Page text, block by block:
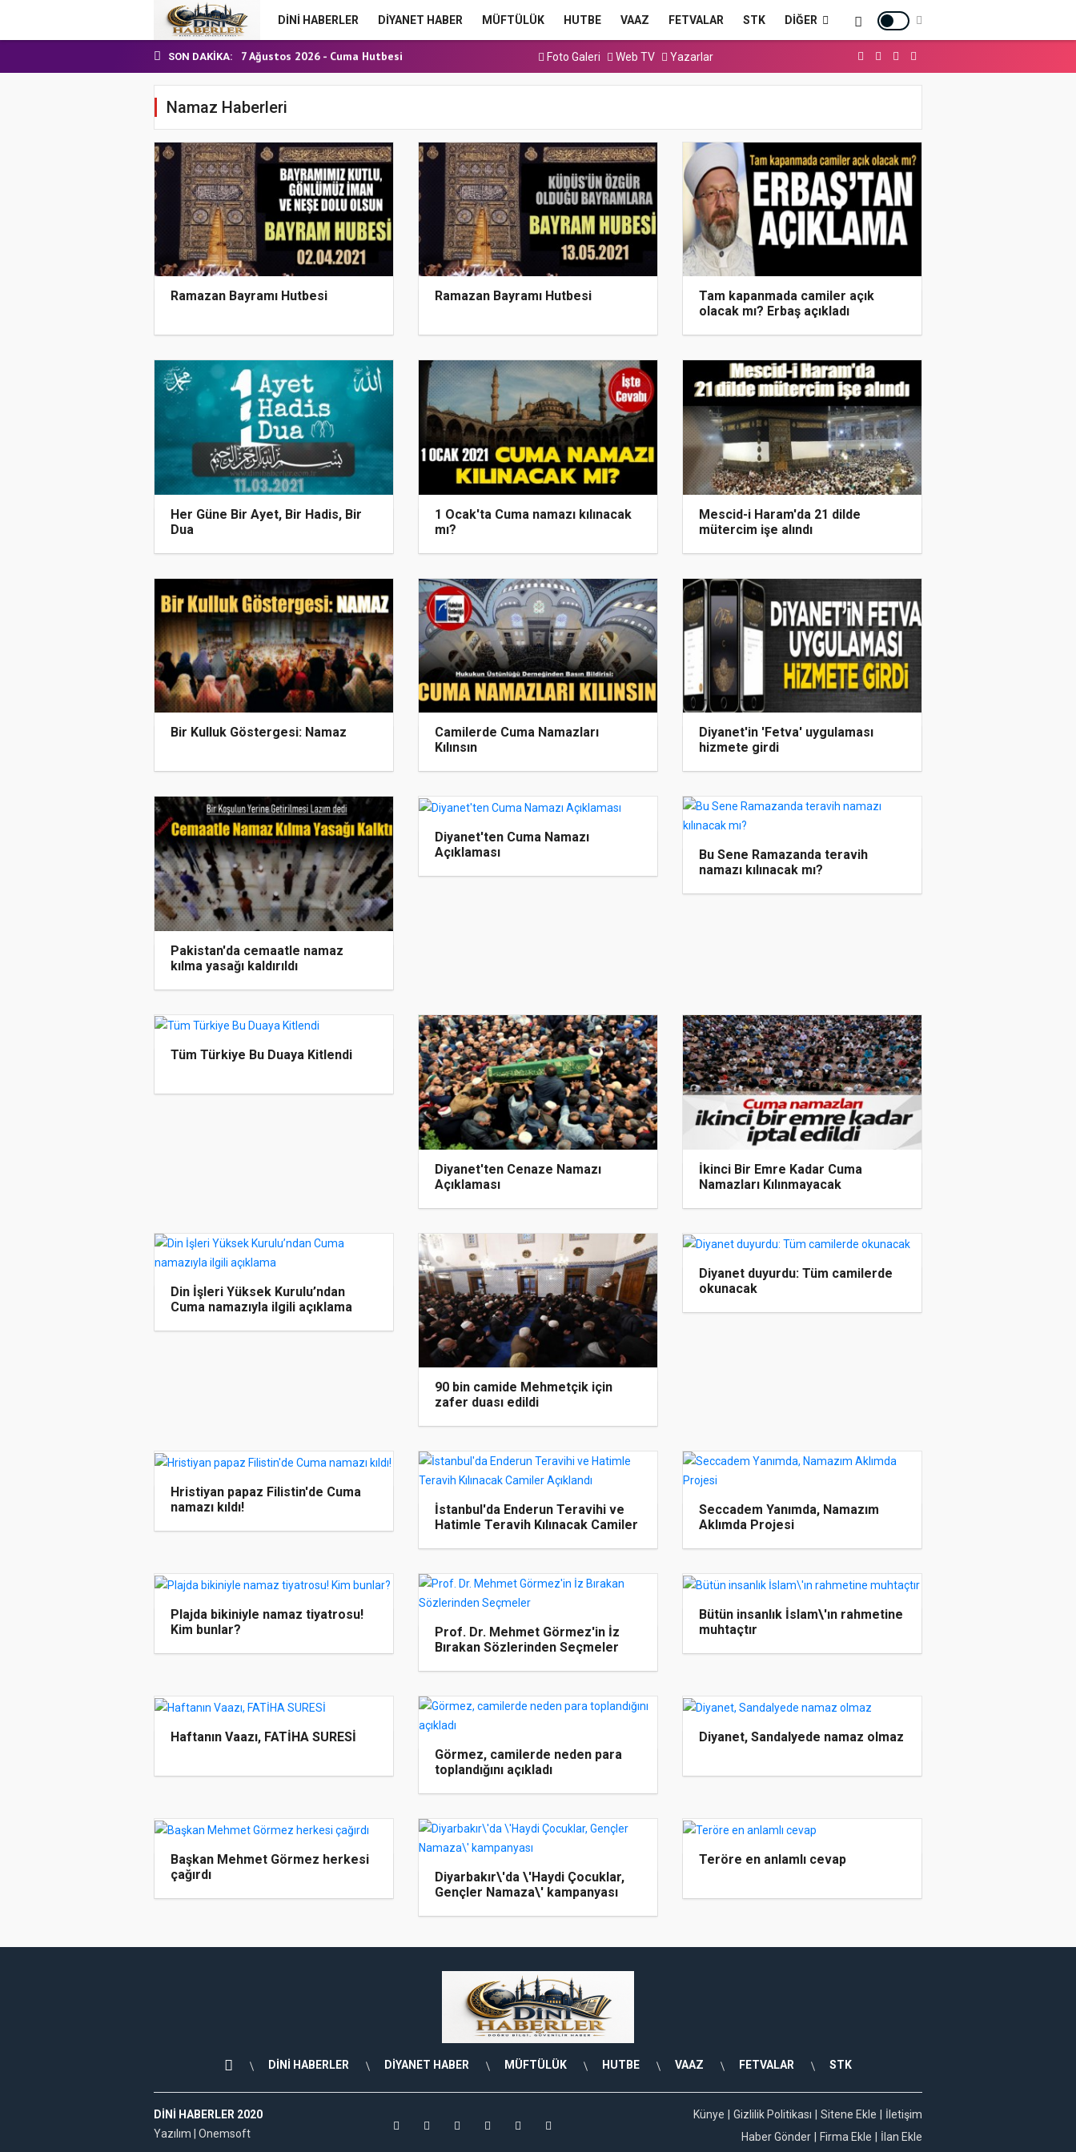
DİNİ HABERLER DİYANET HABER MÜFTÜLÜK HUTBE VAAZ FETVALAR STK DIĞER
SON DAKIKA:
24 Temmuz 2026 - Cuma Hutbesi
7 Ağustos 2026 - Cuma Hutbesi
Nakil Talebinde Bulunacak Kadrolu Kur’an...
Aşçı Alımı (Kurum İçi) Sınavı (Sözlü) So...
24 Temmuz 2026 - Cuma Hutbesi
7 Ağustos 2026 - Cuma Hutbesi
Foto Galeri Web TV Yazarlar
Namaz Haberleri
Ramazan Bayramı Hutbesi Ramazan Bayramı Hutbesi
Tam kapanmada camiler açık
olacak mı? Erbaş açıkladı
Her Güne Bir Ayet, Bir Hadis, Bir
Dua
1 Ocak'ta Cuma namazı kılınacak
mı?
Mescid-i Haram'da 21 dilde
mütercim işe alındı
Bir Kulluk Göstergesi: Namaz
Camilerde Cuma Namazları
Kılınsın
Diyanet'in 'Fetva' uygulaması
hizmete girdi
Pakistan'da cemaatle namaz
kılma yasağı kaldırıldı
Diyanet'ten Cuma Namazı
Açıklaması
Bu Sene Ramazanda teravih
namazı kılınacak mı?
Tüm Türkiye Bu Duaya Kitlendi
Diyanet'ten Cenaze Namazı
Açıklaması
İkinci Bir Emre Kadar Cuma
Namazları Kılınmayacak
Din İşleri Yüksek Kurulu’ndan
Cuma namazıyla ilgili açıklama
90 bin camide Mehmetçik için
zafer duası edildi
Diyanet duyurdu: Tüm camilerde
okunacak
Hristiyan papaz Filistin'de Cuma
namazı kıldı!
İstanbul'da Enderun Teravihi ve
Hatimle Teravih Kılınacak Camiler
Seccadem Yanımda, Namazım
Aklımda Projesi
Plajda bikiniyle namaz tiyatrosu!
Kim bunlar?
Prof. Dr. Mehmet Görmez'in İz
Bırakan Sözlerinden Seçmeler
Bütün insanlık İslam\'ın rahmetine
muhtaçtır
Haftanın Vaazı, FATİHA SURESİ
Görmez, camilerde neden para
toplandığını açıkladı
Diyanet, Sandalyede namaz olmaz
Başkan Mehmet Görmez herkesi
çağırdı
Diyarbakır\'da \'Haydi Çocuklar,
Gençler Namaza\' kampanyası
Teröre en anlamlı cevap
DİNİ HABERLER DİYANET HABER MÜFTÜLÜK HUTBE VAAZ FETVALAR STK
DINI HABERLER 2020
Yazılım | Onemsoft
Künye Gizlilik Politikası Sitene Ekle
İletişim
Haber Gönder
Firma Ekle İlan Ekle